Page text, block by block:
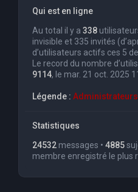
Qui est en ligne
Au total il y a 338
invisible et 335 invités
d’utilisateurs actifs ces 5
Le record du nombre
9114, le mar. 21 oct. 2025
Légende : Administrateurs
Statistiques
24532 messages • 4885
membre enregistré le plus